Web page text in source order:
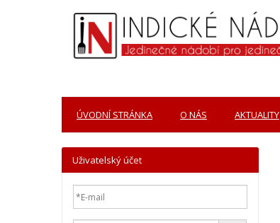
ÚVODNÍ STRÁNKA O NÁS AKTUALITY
Uživatelský účet